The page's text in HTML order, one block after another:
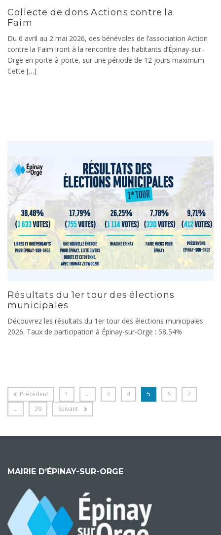
Collecte de dons Actions contre la
Faim
Du 6 avril au 2 mai 2026, des bénévoles de l’association Action
contre la Faim iront à la rencontre des habitants d’Épinay-sur-
Orge en porte-à-porte, sur une période de 12 jours maximum.
Cette […]
Résultats du 1er tour des élections
municipales
Découvrez les résultats du 1er tour des élections municipales
2026. Taux de participation à Épinay-sur-Orge : 58,54%
Précédent 1 … 3 4 5 6
7
…
29 Suivant
MAIRIE D’ÉPINAY-SUR-ORGE